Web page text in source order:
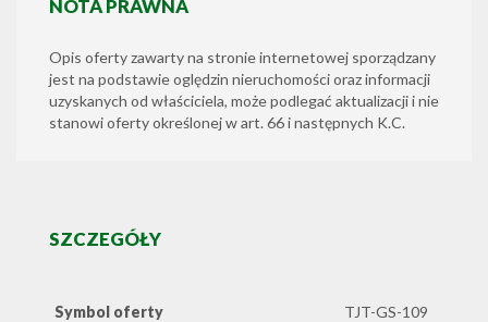
NOTA PRAWNA
Opis oferty zawarty na stronie internetowej sporządzany
jest na podstawie oględzin nieruchomości oraz informacji
uzyskanych od właściciela, może podlegać aktualizacji i nie
stanowi oferty określonej w art. 66 i następnych K.C.
SZCZEGÓŁY
Symbol oferty TJT-GS-109